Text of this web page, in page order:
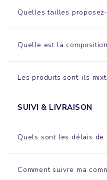
Quelles tailles
Quelle est la
Les produits sont-ils
SUIVI & LIVRAISON
Quels sont les délais de
Comment suivre ma